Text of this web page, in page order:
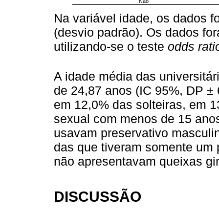
Na variável idade, os dados
(desvio padrão). Os dados
utilizando-se o teste odds
A idade média das
de 24,87 anos (IC 95%, DP
em 12,0% das solteiras, em
sexual com menos de 15
usavam preservativo
das que tiveram somente
não apresentavam queixas
DISCUSSÃO